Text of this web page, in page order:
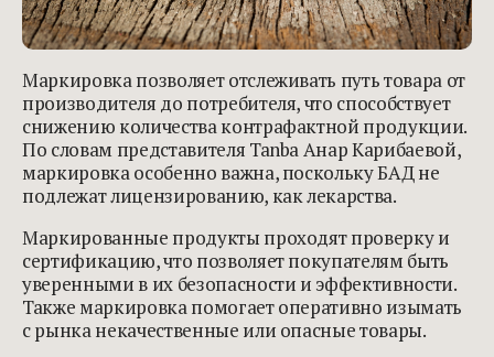
Маркировка позволяет отслеживать путь товара от
производителя до потребителя, что способствует
снижению количества контрафактной продукции.
По словам представителя Tanba Анар Карибаевой,
маркировка особенно важна, поскольку БАД не
подлежат лицензированию, как лекарства.
Маркированные продукты проходят проверку и
сертификацию, что позволяет покупателям быть
уверенными в их безопасности и эффективности.
Также маркировка помогает оперативно изымать
с рынка некачественные или опасные товары.